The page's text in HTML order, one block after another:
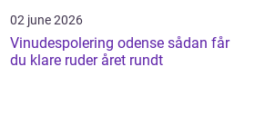
02 june 2026
Vinudespolering odense sådan får
du klare ruder året rundt